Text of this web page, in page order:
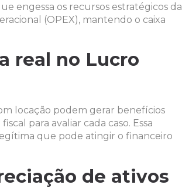
engessa os recursos estratégicos da
(OPEX), mantendo o caixa
real no Lucro
locação podem gerar benefícios
para avaliar cada caso. Essa
que pode atingir o financeiro
de ativos